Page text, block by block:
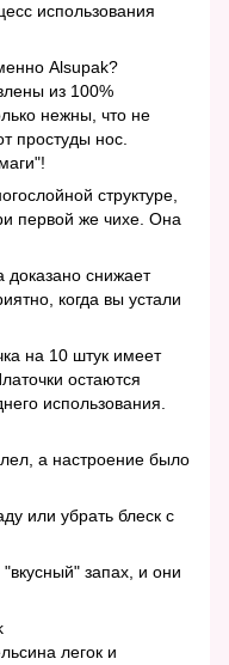
использования
Alsupak?
из 100%
нежны, что не
простуды нос.
структуре,
первой же чихе. Она
доказано снижает
когда вы устали
на 10 штук имеет
остаются
использования.
а настроение было
или убрать блеск с
запах, и они
легок и